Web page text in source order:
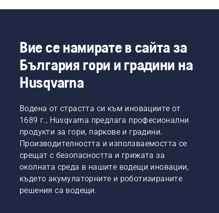
храсти и
няколко
които
трябва
да
предвид,
преди
да си
купите
моторна
коса.
Но как
тример
основа
нуждите
няколко
въпроса,
чиито
отговори
ще Ви
доведат
правилното
решение.
на
списък
съвети
и
ефективно
Вашата
моторна
коса
Husqvarna.
мощността
и
въртящия
момент,
на
вътрешно
Вие се намирате в сайта за
България гори и градини на
Husqvarna
Водена от страстта си към иновациите от
1689 г., Husqvarna предлага професионални
продукти за гори, паркове и градини.
Производителността и използваемостта се
срещат с безопасността и грижата за
околната среда в нашите водещи иновации,
където акумулаторните и роботизираните
решения са водещи.